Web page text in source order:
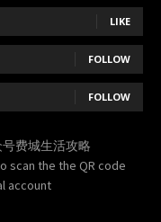
LIKE
FOLLOW
FOLLOW
费城生活攻略
scan the the QR code
account